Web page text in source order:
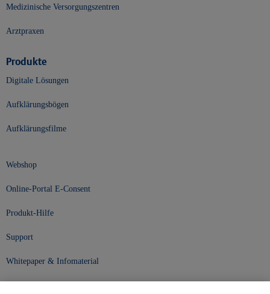
Medizinische Versorgungszentren
Arztpraxen
Produkte
Digitale Lösungen
Aufklärungsbögen
Aufklärungsfilme
Webshop
Online-Portal E-Consent
Produkt-Hilfe
Support
Whitepaper & Infomaterial